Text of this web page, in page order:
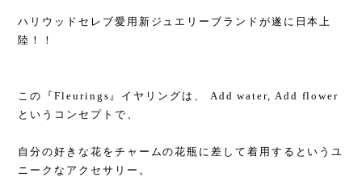
ハリウッドセレブ愛用新ジュエリーブランドが遂に日本上
陸！！
この『Fleurings』イヤリングは、 Add water, Add flower
というコンセプトで、
自分の好きな花をチャームの花瓶に差して着用するというユ
ニークなアクセサリー。